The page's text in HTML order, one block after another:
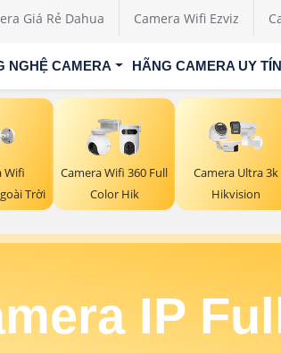
Giá Rẻ Dahua Camera Wifi Ezviz
NGHỆ CAMERA HÃNG CAMERA UY TÍN
Wifi
Trời
Camera Wifi 360 Full
Color Hik
Camera Ultra 3k
Hikvision
IP